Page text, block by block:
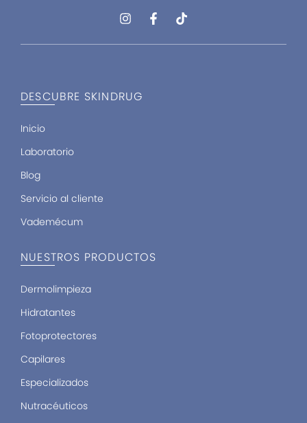
I
n
t
a
F
a
e
T
i
t
DESCUBRE SKINDRUG
Inicio
Laboratorio
Blog
Servicio al cliente
Vademécum
NUESTROS PRODUCTOS
Dermolimpieza
Hidratantes
Fotoprotectores
Capilares
Especializados
Nutracéuticos